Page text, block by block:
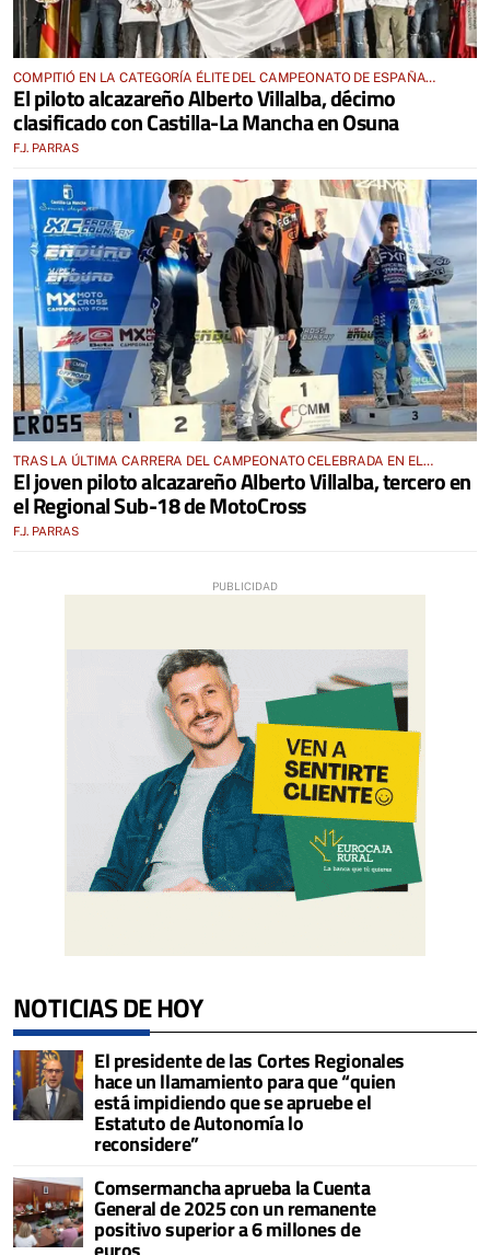
COMPITIÓ EN LA CATEGORÍA ÉLITE DEL CAMPEONATO DE ESPAÑA
REPRESENTANDO A NUESTRA REGIÓN
El piloto alcazareño Alberto Villalba, décimo
clasificado con Castilla-La Mancha en Osuna
F.J. PARRAS
TRAS LA ÚLTIMA CARRERA DEL CAMPEONATO CELEBRADA EN EL
CIRCUITO MX TAJOA RACING MONTEARAGÓN
El joven piloto alcazareño Alberto Villalba, tercero en
el Regional Sub-18 de MotoCross
F.J. PARRAS
NOTICIAS DE HOY
El presidente de las Cortes Regionales
hace un llamamiento para que “quien
está impidiendo que se apruebe el
Estatuto de Autonomía lo
reconsidere”
Comsermancha aprueba la Cuenta
General de 2025 con un remanente
positivo superior a 6 millones de